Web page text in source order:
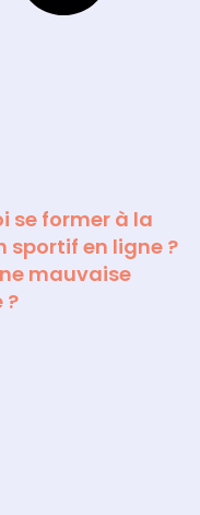
se former à la
en ligne ?
mauvaise
?